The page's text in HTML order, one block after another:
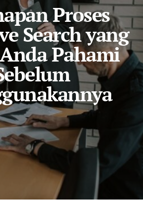
Proses
Search yang
Pahami